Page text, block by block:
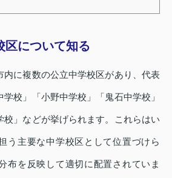
区について知る
内に複数の公立中学校区があり、代表
校」「小野中学校」「鬼石中学校」
校」などが挙げられます。これらはい
う主要な中学校区として位置づけら
布を反映して適切に配置されていま